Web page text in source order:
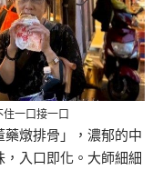
一口接一口
燉排骨」，濃郁的中
入口即化。大師細細